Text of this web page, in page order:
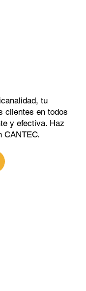
tu
clientes en todos
y efectiva. Haz
CANTEC.